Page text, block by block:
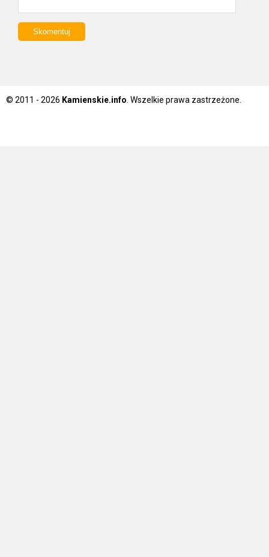
© 2011 - 2026 Kamienskie.info . Wszelkie prawa zastrzeżone.